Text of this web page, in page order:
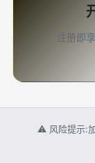
注册即
⚠ 风险提示: